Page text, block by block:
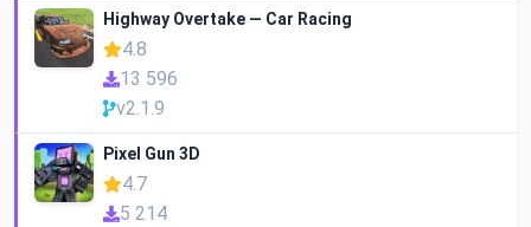
Highway Overtake — Car Racing
4.8
13 596
v2.1.9
Pixel Gun 3D
4.7
5 214